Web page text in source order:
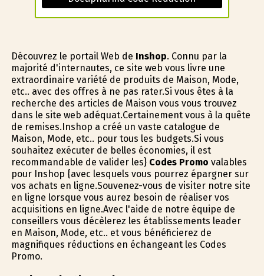
Découvrez le portail Web de Inshop. Connu par la
majorité d'internautes, ce site web vous livre une
extraordinaire variété de produits de Maison, Mode,
etc.. avec des offres à ne pas rater.Si vous êtes à la
recherche des articles de Maison vous vous trouvez
dans le site web adéquat.Certainement vous à la quête
de remises.Inshop a créé un vaste catalogue de
Maison, Mode, etc.. pour tous les budgets.Si vous
souhaitez exécuter de belles économies, il est
recommandable de valider les} Codes Promo valables
pour Inshop {avec lesquels vous pourrez épargner sur
vos achats en ligne.Souvenez-vous de visiter notre site
en ligne lorsque vous aurez besoin de réaliser vos
acquisitions en ligne.Avec l'aide de notre équipe de
conseillers vous décèlerez les établissements leader
en Maison, Mode, etc.. et vous bénéficierez de
magnifiques réductions en échangeant les Codes
Promo.